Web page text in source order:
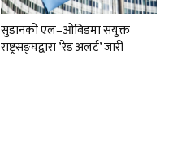
सुडानको एल–ओबिडमा संयुक्त
राष्ट्रसङ्घद्वारा ’रेड अलर्ट’ जारी